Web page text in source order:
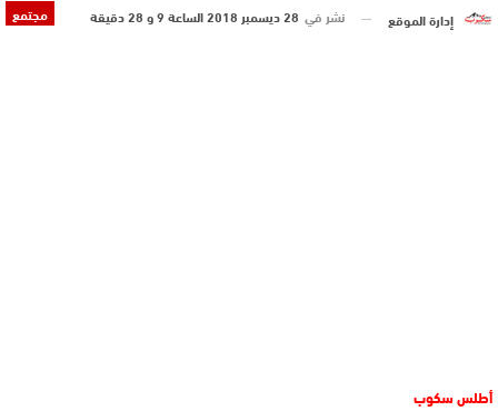
مجتمع إدارة الموقع نشر في 28 ديسمبر 2018 الساعة 9 و 28 دقيقة
أطلس سكوب